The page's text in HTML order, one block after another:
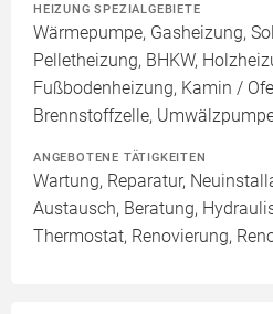
HEIZUNG SPEZIALGEBIETE
Wärmepumpe, Gasheizung,
Pelletheizung, BHKW,
Fußbodenheizung, Kamin /
Brennstoffzelle,
ANGEBOTENE TÄTIGKEITEN
Wartung, Reparatur,
Austausch, Beratung,
Thermostat, Renovierung,